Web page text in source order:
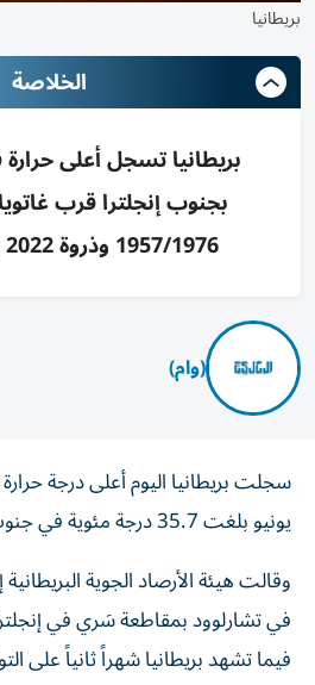
بريطانيا
الخلاصة
بجنوب إنجلترا قرب
1957/1976 وذروة 2022 بلغت 40.3°م
(وام)
سجلت بريطانيا اليوم أعلى درجة
يونيو ​بلغت 35.7 درجة مئوية في جنوب إنجلترا.
وقالت هيئة الأرصاد الجوية
في تشارلوود ⁠بمقاطعة سَري في
فيما تشهد بريطانيا شهراً ثانياً على